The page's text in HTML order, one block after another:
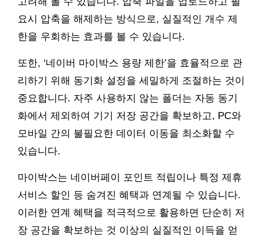
요시 압축을 해제하는 방식으로, 실질적인 개수 제
한을 우회하는 효과를 볼 수 있습니다.
또한, ‘네이버 마이박스 용량 제한’을 효율적으로 관
리하기 위해 동기화 설정을 세밀하게 조절하는 것이
중요합니다. 자주 사용하지 않는 폴더는 자동 동기
화에서 제외하여 기기 저장 공간을 확보하고, PC와
모바일 간의 불필요한 데이터 이동을 최소화할 수
있습니다.
마이박스는 네이버페이 포인트 적립이나 특정 제휴
서비스 할인 등 숨겨진 혜택과 연계될 수 있습니다.
이러한 연계 혜택을 적극적으로 활용하면 단순히 저
장 공간을 확보하는 것 이상의 실질적인 이득을 얻